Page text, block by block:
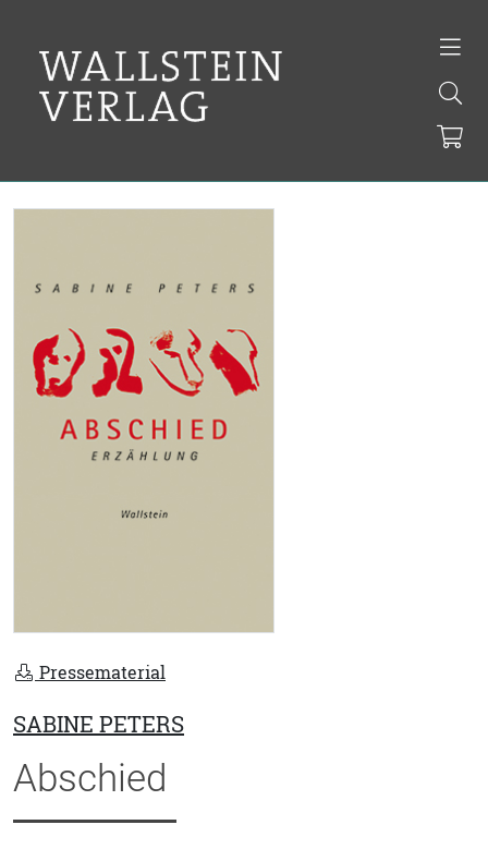
Pressematerial
SABINE PETERS
Abschied